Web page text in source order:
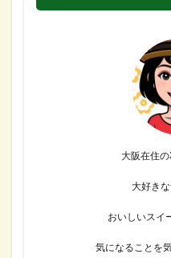
大阪在住の
大好きな
おいしいスイ
気になることを